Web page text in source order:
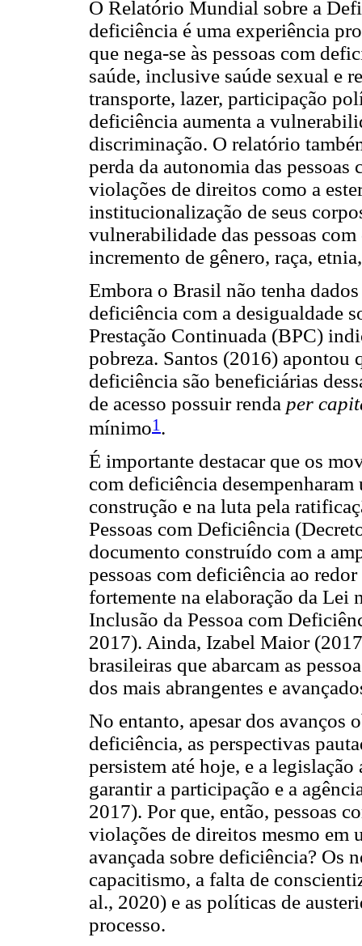
O Relatório Mundial sobre a
deficiência é uma experiência
que nega-se às pessoas com
saúde, inclusive saúde sexual e
transporte, lazer, participação
deficiência aumenta a
discriminação. O relatório
perda da autonomia das
violações de direitos como a
institucionalização de seus
vulnerabilidade das pessoas
incremento de gênero, raça,
Embora o Brasil não tenha
deficiência com a desigualdade
Prestação Continuada (BPC)
pobreza. Santos (2016) apontou
deficiência são beneficiárias
de acesso possuir renda per
mínimo1 .
É importante destacar que os
com deficiência
construção e na luta pela
Pessoas com Deficiência
documento construído com a
pessoas com deficiência ao
fortemente na elaboração da
Inclusão da Pessoa com
2017). Ainda, Izabel Maior
brasileiras que abarcam as
dos mais abrangentes e
No entanto, apesar dos avanços
deficiência, as perspectivas
persistem até hoje, e a
garantir a participação e a
2017). Por que, então, pessoas
violações de direitos mesmo em
avançada sobre deficiência? Os
capacitismo, a falta de
al., 2020) e as políticas de
processo.